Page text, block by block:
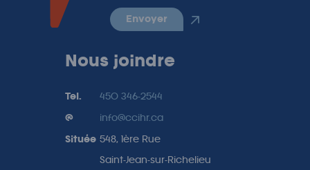
envoyer
Nous joindre
Tel. 450 346-2544
@ info@ccihr.ca
Située 548, 1ère Rue
Saint-Jean-sur-Richelieu